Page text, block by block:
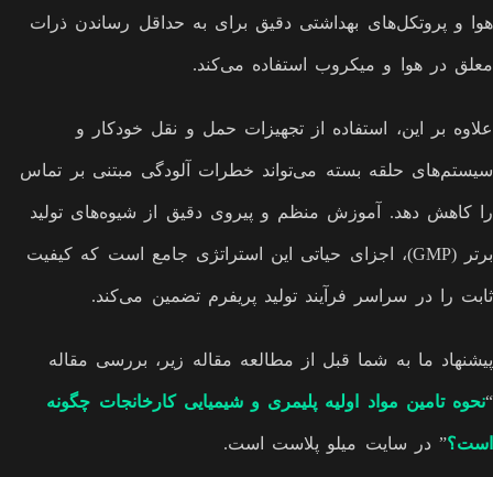
هوا و پروتکل‌های بهداشتی دقیق برای به حداقل رساندن ذرات
معلق در هوا و میکروب استفاده می‌کند.
علاوه بر این، استفاده از تجهیزات حمل و نقل خودکار و
سیستم‌های حلقه بسته می‌تواند خطرات آلودگی مبتنی بر تماس
را کاهش دهد. آموزش منظم و پیروی دقیق از شیوه‌های تولید
برتر (GMP)، اجزای حیاتی این استراتژی جامع است که کیفیت
ثابت را در سراسر فرآیند تولید پریفرم تضمین می‌کند.
پیشنهاد ما به شما قبل از مطالعه مقاله زیر، بررسی مقاله
“نحوه تامین مواد اولیه پلیمری و شیمیایی کارخانجات چگونه
است؟” در سایت میلو پلاست است.